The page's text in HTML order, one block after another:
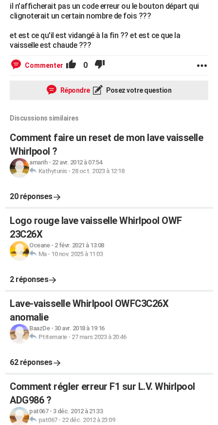
il n'afficherait pas un code erreur ou le bouton départ qui
clignoterait un certain nombre de fois ???
et est ce qu'il est vidangé à la fin ?? et est ce que la
vaisselle est chaude ???
Commenter 0
Répondre Posez votre question
Discussions similaires
Comment faire un reset de mon lave vaisselle
Whirlpool ?
amarih- 22 avr. 2012 à 07:54
Kathytunis- 28 oct. 2023 à 12:18
20 réponses
Logo rouge lave vaisselle Whirlpool OWF
23C26X
Oceane- 2 févr. 2021 à 13:08
Ma- 10 nov. 2025 à 11:03
2 réponses
Lave-vaisselle Whirlpool OWFC3C26X
anomalie
BaazDe- 30 avr. 2018 à 19:16
Ptitemarie- 27 mars 2023 à 20:46
62 réponses
Comment régler erreur F1 sur L.V. Whirlpool
ADG986 ?
pat067- 3 déc. 2012 à 21:33
pat067- 22 déc. 2012 à 23:09